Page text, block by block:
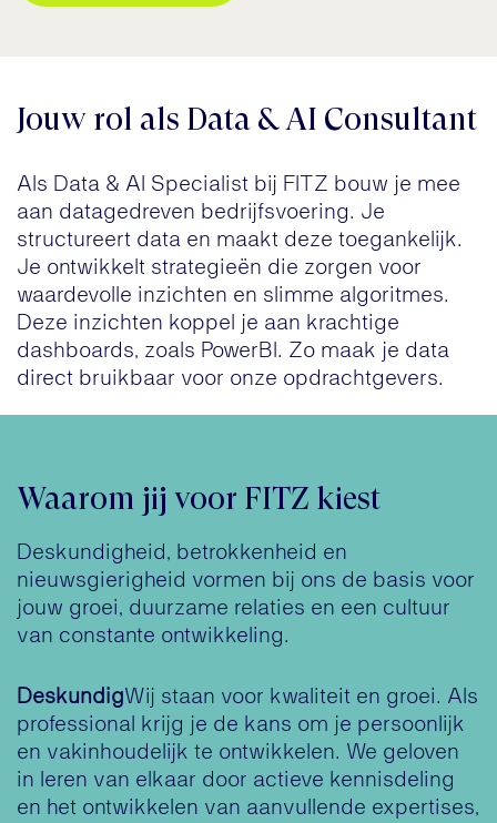
Jouw rol als Data & AI Consultant
Als Data & AI Specialist bij FITZ bouw je mee
aan datagedreven bedrijfsvoering. Je
structureert data en maakt deze toegankelijk.
Je ontwikkelt strategieën die zorgen voor
waardevolle inzichten en slimme algoritmes.
Deze inzichten koppel je aan krachtige
dashboards, zoals PowerBI. Zo maak je data
direct bruikbaar voor onze opdrachtgevers.
Waarom jij voor FITZ kiest
Deskundigheid, betrokkenheid en
nieuwsgierigheid vormen bij ons de basis voor
jouw groei, duurzame relaties en een cultuur
van constante ontwikkeling.
Deskundig​Wij staan voor kwaliteit en groei. Als
professional krijg je de kans om je persoonlijk
en vakinhoudelijk te ontwikkelen. We geloven
in leren van elkaar door actieve kennisdeling
en het ontwikkelen van aanvullende expertises,